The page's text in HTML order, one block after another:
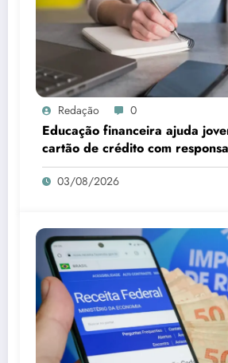
Redação 0
Educação financeira ajuda
cartão de crédito com
03/08/2026